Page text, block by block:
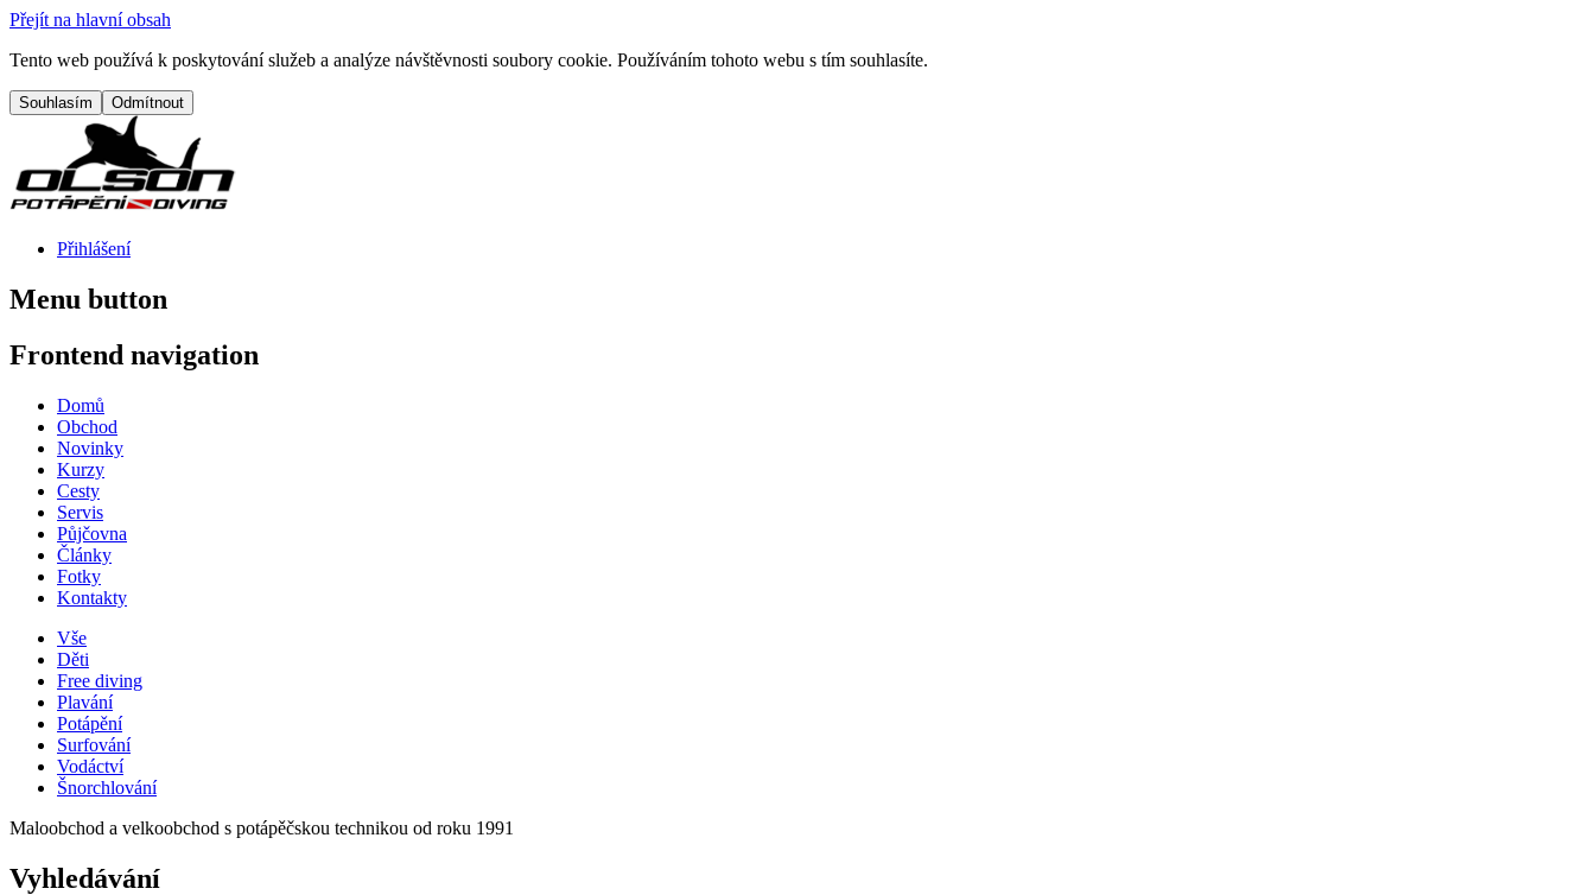
Přejít na hlavní obsah
Tento web používá k poskytování služeb a analýze návštěvnosti soubory cookie. Používáním tohoto webu s tím souhlasíte.
Přihlášení
Menu button
Frontend navigation
Domů
Obchod
Novinky
Kurzy
Cesty
Servis
Půjčovna
Články
Fotky
Kontakty
Vše
Děti
Free diving
Plavání
Potápění
Surfování
Vodáctví
Šnorchlování
Maloobchod a velkoobchod s potápěčskou technikou od roku 1991
Vyhledávání